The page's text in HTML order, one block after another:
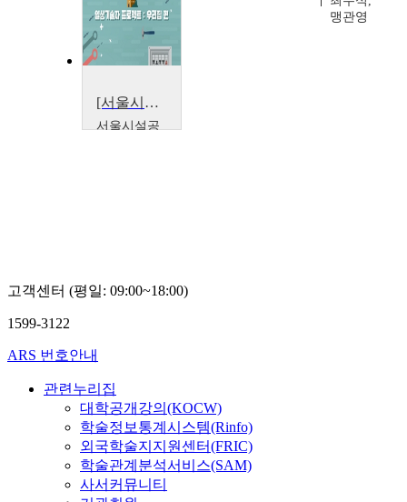
맹관영
[서울시설공단x서울특별시평생교육진흥원 모두의학교] 일상기술자 프로젝트
서울시설공
고객센터 (평일: 09:00~18:00)
1599-3122
ARS 번호안내
관련누리집
대학공개강의(KOCW)
학술정보통계시스템(Rinfo)
외국학술지지원센터(FRIC)
학술관계분석서비스(SAM)
사서커뮤니티